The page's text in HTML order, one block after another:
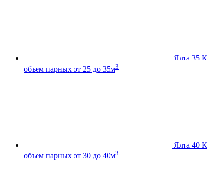
Ялта 35 К
объем парных от 25 до 35м3
Ялта 40 К
объем парных от 30 до 40м3